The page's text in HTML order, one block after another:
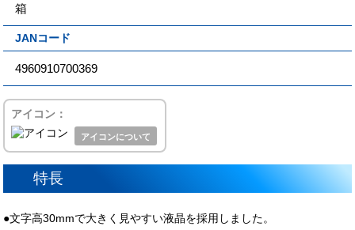
箱
JANコード
4960910700369
アイコン：
アイコンについて
特長
●文字高30mmで大きく見やすい液晶を採用しました。